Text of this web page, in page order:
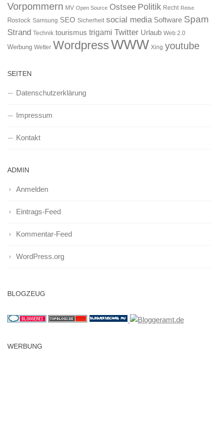
Vorpommern MV Open Source Ostsee Politik Recht Reise
Rostock Samsung SEO Sicherheit social media Software Spam
Strand Technik tourismus trigami Twitter Urlaub Web 2.0
Werbung Wetter WordpressWWW Xing youtube
SEITEN
Datenschutzerklärung
Impressum
Kontakt
ADMIN
Anmelden
Eintrags-Feed
Kommentar-Feed
WordPress.org
BLOGZEUG
WERBUNG